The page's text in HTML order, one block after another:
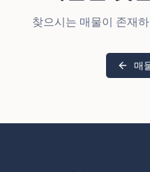
찾으시는 매물이 존재
매